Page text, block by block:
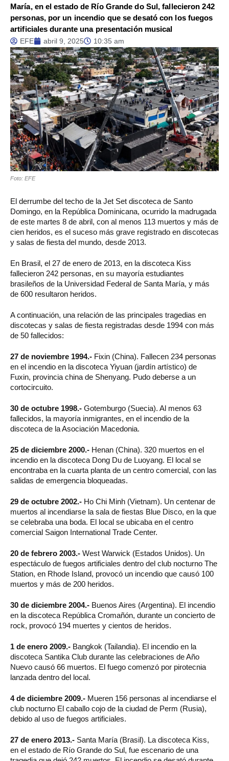
María, en el estado de Río Grande do Sul, fallecieron 242
personas, por un incendio que se desató con los fuegos
artificiales durante una presentación musical
EFE abril 9, 2025 10:35 am
Foto: EFE
El derrumbe del techo de la Jet Set discoteca de Santo
Domingo, en la República Dominicana, ocurrido la madrugada
de este martes 8 de abril, con al menos 113 muertos y más de
cien heridos, es el suceso más grave registrado en discotecas
y salas de fiesta del mundo, desde 2013.
En Brasil, el 27 de enero de 2013, en la discoteca Kiss
fallecieron 242 personas, en su mayoría estudiantes
brasileños de la Universidad Federal de Santa María, y más
de 600 resultaron heridos.
A continuación, una relación de las principales tragedias en
discotecas y salas de fiesta registradas desde 1994 con más
de 50 fallecidos:
27 de noviembre 1994.- Fixin (China). Fallecen 234 personas
en el incendio en la discoteca Yiyuan (jardín artístico) de
Fuxin, provincia china de Shenyang. Pudo deberse a un
cortocircuito.
30 de octubre 1998.- Gotemburgo (Suecia). Al menos 63
fallecidos, la mayoría inmigrantes, en el incendio de la
discoteca de la Asociación Macedonia.
25 de diciembre 2000.- Henan (China). 320 muertos en el
incendio en la discoteca Dong Du de Luoyang. El local se
encontraba en la cuarta planta de un centro comercial, con las
salidas de emergencia bloqueadas.
29 de octubre 2002.- Ho Chi Minh (Vietnam). Un centenar de
muertos al incendiarse la sala de fiestas Blue Disco, en la que
se celebraba una boda. El local se ubicaba en el centro
comercial Saigon International Trade Center.
20 de febrero 2003.- West Warwick (Estados Unidos). Un
espectáculo de fuegos artificiales dentro del club nocturno The
Station, en Rhode Island, provocó un incendio que causó 100
muertos y más de 200 heridos.
30 de diciembre 2004.- Buenos Aires (Argentina). El incendio
en la discoteca República Cromañón, durante un concierto de
rock, provocó 194 muertes y cientos de heridos.
1 de enero 2009.- Bangkok (Tailandia). El incendio en la
discoteca Santika Club durante las celebraciones de Año
Nuevo causó 66 muertos. El fuego comenzó por pirotecnia
lanzada dentro del local.
4 de diciembre 2009.- Mueren 156 personas al incendiarse el
club nocturno El caballo cojo de la ciudad de Perm (Rusia),
debido al uso de fuegos artificiales.
27 de enero 2013.- Santa María (Brasil). La discoteca Kiss,
en el estado de Río Grande do Sul, fue escenario de una